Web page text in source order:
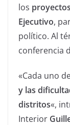
los
Ejecutivo,
político. Al
conferencia
«Cada uno
y las
distritos«,
Interior